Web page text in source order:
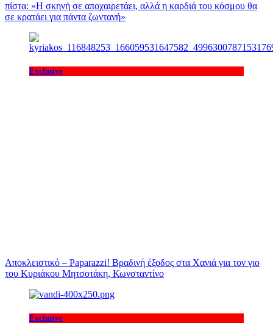
πίστα: «H σκηνή σε αποχαιρετάει, αλλά η καρδιά του κόσμου θα
σε κρατάει για πάντα ζωντανή»
Exclusive
Αποκλειστικό – Paparazzi! Βραδινή έξοδος στα Χανιά για τον γιο
του Κυριάκου Μητσοτάκη, Κωνσταντίνο
Exclusive